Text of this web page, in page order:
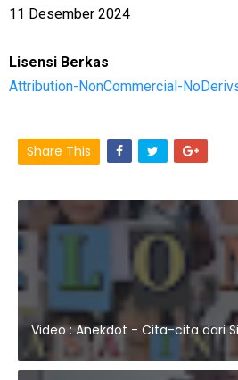
11 Desember 2024
Lisensi Berkas
Attribution-NonCommercial-
Share This
Video : Anekdot - Cita-cita dari